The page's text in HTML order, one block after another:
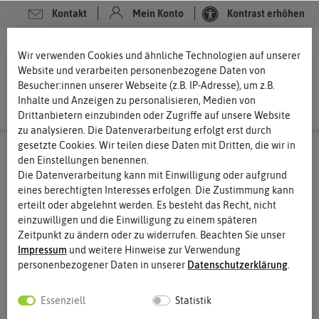
Kontakt Mein Konto Kontrast erhöhen
Wir verwenden Cookies und ähnliche Technologien auf unserer
Website und verarbeiten personenbezogene Daten von
Besucher:innen unserer Webseite (z.B. IP-Adresse), um z.B.
Inhalte und Anzeigen zu personalisieren, Medien von
Drittanbietern einzubinden oder Zugriffe auf unsere Website
zu analysieren. Die Datenverarbeitung erfolgt erst durch
gesetzte Cookies. Wir teilen diese Daten mit Dritten, die wir in
den Einstellungen benennen.
Die Datenverarbeitung kann mit Einwilligung oder aufgrund
eines berechtigten Interesses erfolgen. Die Zustimmung kann
erteilt oder abgelehnt werden. Es besteht das Recht, nicht
einzuwilligen und die Einwilligung zu einem späteren
Zeitpunkt zu ändern oder zu widerrufen. Beachten Sie unser
Impressum und weitere Hinweise zur Verwendung
personenbezogener Daten in unserer Daten­schutz­erklärung
Essenziell Statistik